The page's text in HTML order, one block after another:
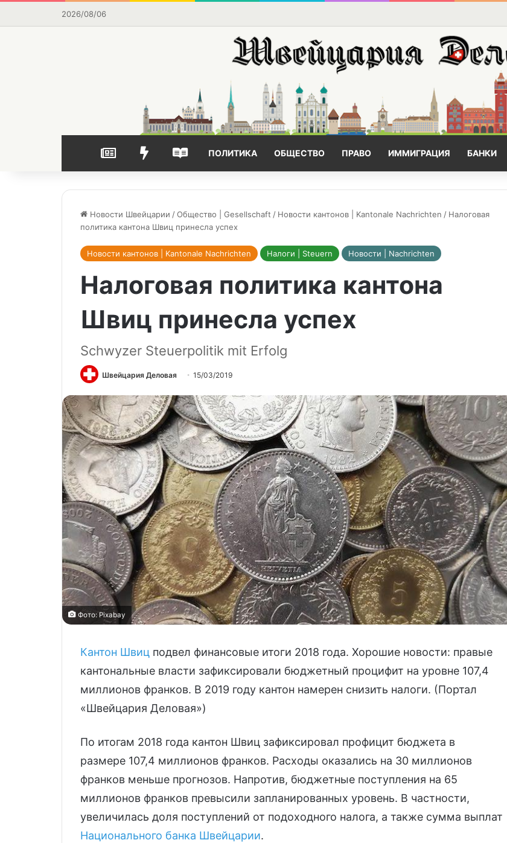
2026/08/06
НОВОСТИВЫБОР РЕДАКЦИИЧАСТО ЧИТАЕМОЕ
ПОЛИТИКА ОБЩЕСТВО ПРАВО ИММИГРАЦИЯ БАНКИ
Новости Швейцарии /Общество | Gesellschaft / Новости кантонов | Kantonale Nachrichten / Налоговая
политика кантона Швиц принесла успех
Новости кантонов | Kantonale Nachrichten Налоги | Steuern Новости | Nachrichten
Налоговая политика кантона
Швиц принесла успех
Schwyzer Steuerpolitik mit Erfolg
Швейцария Деловая 15/03/2019
Фото: Pixаbay
Кантон Швиц подвел финансовые итоги 2018 года. Хорошие новости: правые
кантональные власти зафиксировали бюджетный процифит на уровне 107,4
миллионов франков. В 2019 году кантон намерен снизить налоги. (Портал
«Швейцария Деловая»)
По итогам 2018 года кантон Швиц зафиксировал профицит бюджета в
размере 107,4 миллионов франков. Расходы оказались на 30 миллионов
франков меньше прогнозов. Напротив, бюджетные поступления на 65
миллионов франков превысили запланированных уровень. В частности,
увеличилась доля поступлений от подоходного налога, а также сумма выплат
Национального банка Швейцарии.